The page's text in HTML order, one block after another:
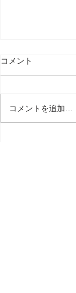
最後の日記です
コメント
コメントを追加…